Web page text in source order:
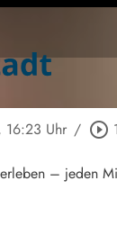
16:23 Uhr / play_circle_outline
– jeden